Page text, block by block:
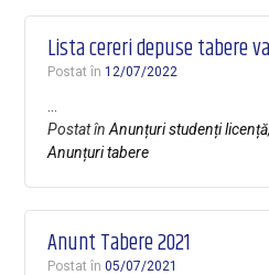
Lista cereri depuse tabere
Postat în 12/07/2022
Postat înAnunțuri studenți licență
Anunțuri tabere
Anunt Tabere 2021
Postat în05/07/2021